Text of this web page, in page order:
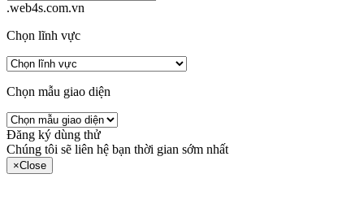
.web4s.com.vn
Chọn lĩnh vực
Chọn mẫu giao diện
Đăng ký dùng thử
Chúng tôi sẽ liên hệ bạn thời gian sớm nhất
×Close